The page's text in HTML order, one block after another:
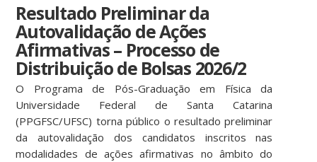
Resultado Preliminar da
Autovalidação de Ações
Afirmativas – Processo de
Distribuição de Bolsas 2026/2
O Programa de Pós-Graduação em Física da
Universidade Federal de Santa Catarina
(PPGFSC/UFSC) torna público o resultado preliminar
da autovalidação dos candidatos inscritos nas
modalidades de ações afirmativas no âmbito do